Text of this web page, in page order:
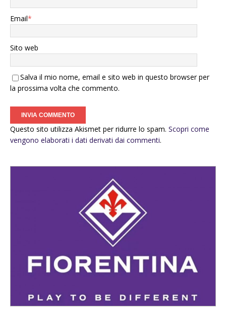
Email*
Sito web
Salva il mio nome, email e sito web in questo browser per
la prossima volta che commento.
Questo sito utilizza Akismet per ridurre lo spam. Scopri come
vengono elaborati i dati derivati dai commenti.